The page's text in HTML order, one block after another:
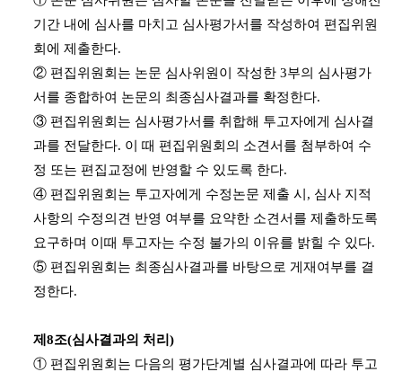
기간 내에 심사를 마치고 심사평가서를 작성하여 편집위원
회에 제출한다.
② 편집위원회는 논문 심사위원이 작성한 3부의 심사평가
서를 종합하여 논문의 최종심사결과를 확정한다.
③ 편집위원회는 심사평가서를 취합해 투고자에게 심사결
과를 전달한다. 이 때 편집위원회의 소견서를 첨부하여 수
정 또는 편집교정에 반영할 수 있도록 한다.
④ 편집위원회는 투고자에게 수정논문 제출 시, 심사 지적
사항의 수정의견 반영 여부를 요약한 소견서를 제출하도록
요구하며 이때 투고자는 수정 불가의 이유를 밝힐 수 있다.
⑤ 편집위원회는 최종심사결과를 바탕으로 게재여부를 결
정한다.
제8조(심사결과의 처리)
① 편집위원회는 다음의 평가단계별 심사결과에 따라 투고